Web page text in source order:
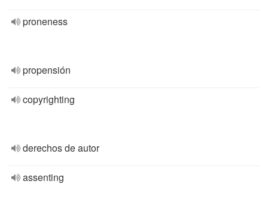
proneness
propensión
copyrighting
derechos de autor
assenting